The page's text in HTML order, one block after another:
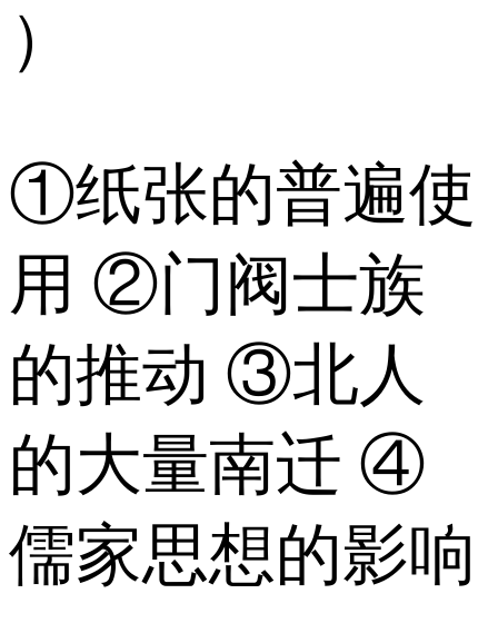
）
①纸张的普遍使
用 ②门阀士族
的推动 ③北人
的大量南迁 ④
儒家思想的影响